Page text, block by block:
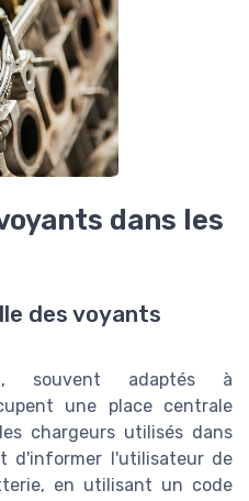
dans les
des voyants
souvent adaptés à
une place centrale
chargeurs utilisés dans
d'informer l'utilisateur de
en utilisant un code